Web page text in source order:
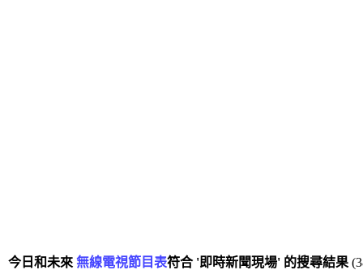
今日和未來 無線電視節目表符合 '即時新聞現場' 的搜尋結果